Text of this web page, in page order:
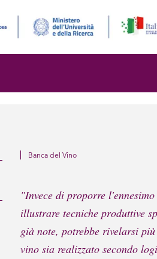
Banca del Vino
"Invece di proporre
illustrare tecniche produttive
già note, potrebbe rivelarsi
vino sia realizzato secondo